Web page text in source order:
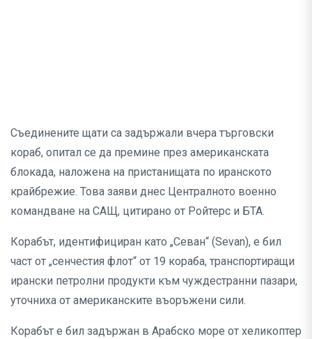
Съединените щати са задържали вчера търговски
кораб, опитал се да премине през американската
блокада, наложена на пристанищата по иранското
крайбрежие. Това заяви днес Централното военно
командване на САЩ, цитирано от Ройтерс и БТА.
Корабът, идентифициран като „Севан“ (Sevan), е бил
част от „сенчестия флот“ от 19 кораба, транспортиращи
ирански петролни продукти към чуждестранни пазари,
уточниха от американските въоръжени сили.
Корабът е бил задържан в Арабско море от хеликоптер